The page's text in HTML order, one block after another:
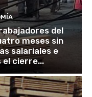
del
meses sin
salariales e
el cierre...